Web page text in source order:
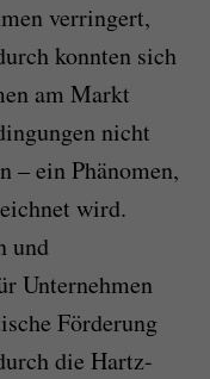
verringert,
konnten sich
am Markt
nicht
– ein Phänomen,
wird.
und
Unternehmen
Förderung
die Hartz-